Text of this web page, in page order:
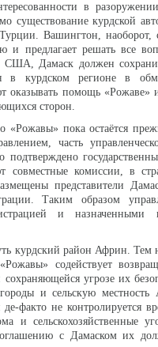
в
существование курдской
Вашингтон, наоборот,
предлагает решать все
Дамаск должен
в курдском регионе в
оказывать помощь «Рожаве»
сторон.
«Рожавы» пока остаётся
часть
совместные комиссии, в
представители
Таким образом
и
курдский район Африн. Тем
содействует
угрозе их
и сельскую
факто не контролируется
и сельскохозяйственные
с Дамаском их